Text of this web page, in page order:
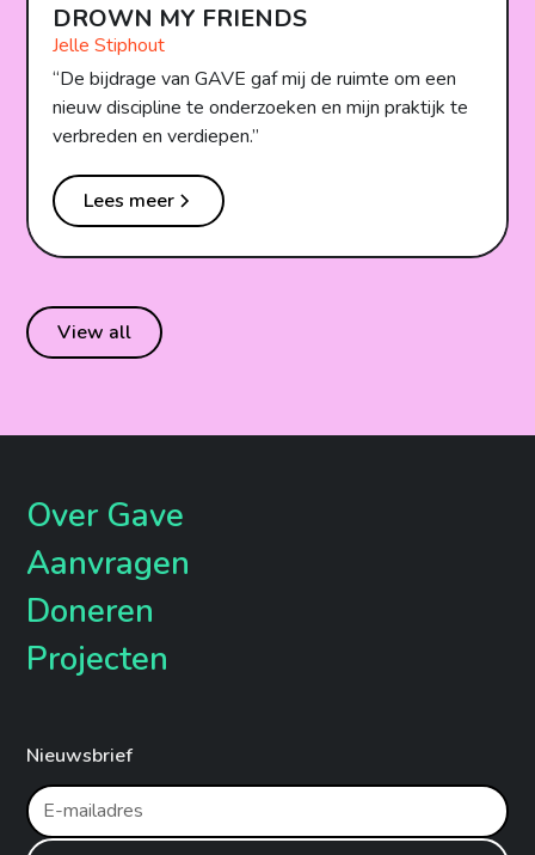
DROWN MY FRIENDS
Jelle Stiphout
“De bijdrage van GAVE gaf mij de ruimte om een
nieuw discipline te onderzoeken en mijn praktijk te
verbreden en verdiepen.”
Lees meer
View all
Over Gave
Aanvragen
Doneren
Projecten
Nieuwsbrief